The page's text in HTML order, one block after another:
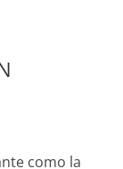
como la